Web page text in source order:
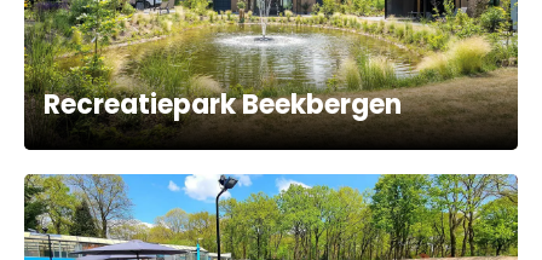
Recreatiepark Beekbergen